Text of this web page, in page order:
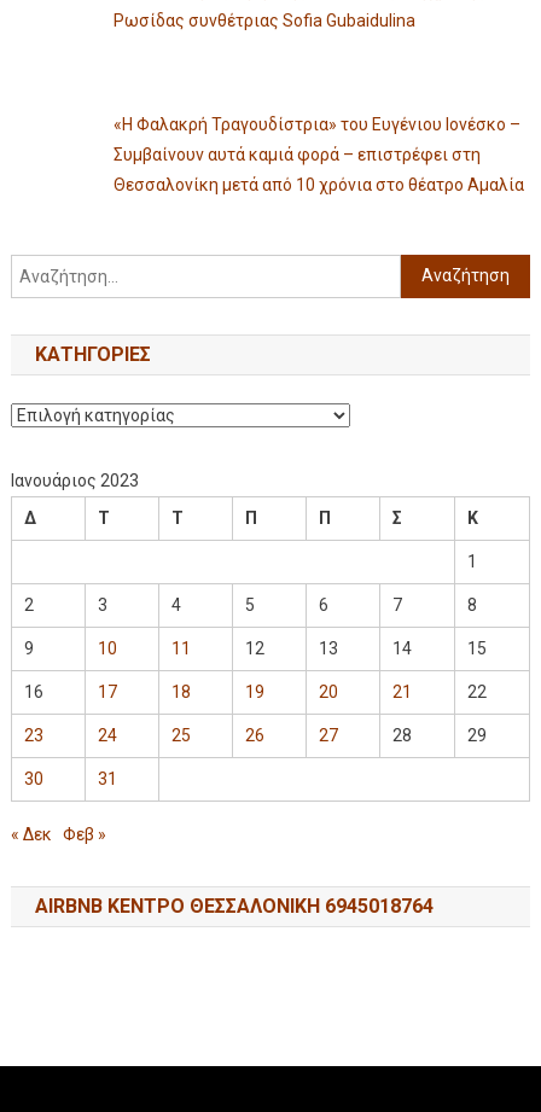
Ρωσίδας συνθέτριας Sofia Gubaidulina
«Η Φαλακρή Τραγουδίστρια» του Ευγένιου Ιονέσκο –
Συμβαίνουν αυτά καμιά φορά – επιστρέφει στη
Θεσσαλονίκη μετά από 10 χρόνια στο θέατρο Αμαλία
KΑΤΗΓΟΡΊΕΣ
Ιανουάριος 2023
Δ
Τ Τ Π Π Σ Κ
1
2 3 4 5 6 7 8
9 10 11 12 13 14 15
16 17 18 19 20 21 22
23 24 25 26 27 28 29
30 31
« Δεκ Φεβ »
AIRBNB ΚΕΝΤΡΟ ΘΕΣΣΑΛΟΝΙΚΗ 6945018764